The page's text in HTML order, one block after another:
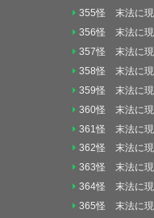
355怪 末法に
356怪 末法に
357怪 末法に
358怪 末法に
359怪 末法に
360怪 末法に
361怪 末法に現
362怪 末法に現
363怪 末法に現
364怪 末法に現
365怪 末法に現